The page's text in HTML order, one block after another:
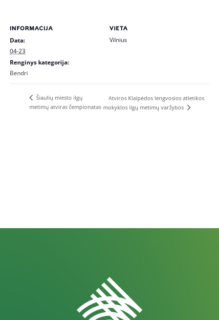
INFORMACIJA
Data:
04-23
Renginys kategorija:
Bendri
VIETA
Vilnius
Šiaulių miesto ilgų
metimų atviras čempionatas
Atviros Klaipėdos lengvosios atletikos
mokyklos ilgų metimų varžybos